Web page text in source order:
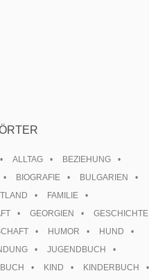
ALLTAG
BEZIEHUNG
BIOGRAFIE
BULGARIEN
FAMILIE
GEORGIEN
GESCHICHTE
HUMOR
HUND
JUGENDBUCH
KIND
KINDERBUCH